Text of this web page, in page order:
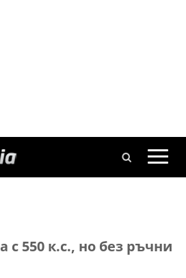
с 550 к.с., но без ръчни